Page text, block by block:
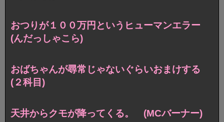
おつりが１００万円というヒューマンエラー
(んだっしゃこら)
おばちゃんが尋常じゃないぐらいおまけする
(２科目)
天井からクモが降ってくる。 (MCバーナー)